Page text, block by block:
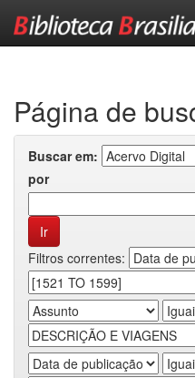
Página de
Buscar em:
por
Filtros correntes: